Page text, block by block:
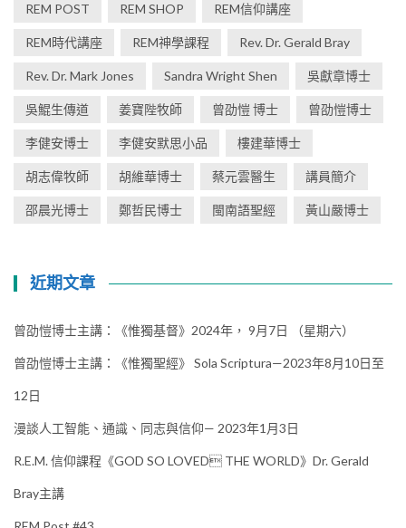
REM POST REM SHOP REM信仰講座
REM時代講座 REM神學課程 Rev. Dr. Gerald Bray
Rev. Dr. Mark Jones Sandra Wright Shen 吳獻章博士
吳鯤生傳道 姜寶陛牧師 曾劭愷 博士 曾劭愷博士
李健安博士 李健安默思小品 樓建華博士
胡志偉牧師 胡維華博士 蔡元雲醫生 講員簡介
邵晨光博士 鄭哲民博士 閩南語聖經 黃山嚴博士
近期文章
曾劭愷博士主講：《惟獨基督》2024年， 9月7日 （星期六）
曾劭愷博士主講：《惟獨聖經》 Sola Scriptura—2023年8月10日至
12日
漫談人工智能、通識、同志與信仰— 2023年1月3日
R.E.M. 信仰課程《GOD SO LOVED THE WORLD》Dr. Gerald
Bray主講